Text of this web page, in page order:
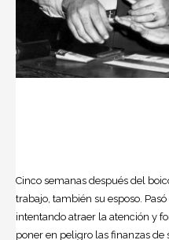
Cinco semanas después del
trabajo, también su esposo.
intentando atraer la atención y
poner en peligro las finanzas